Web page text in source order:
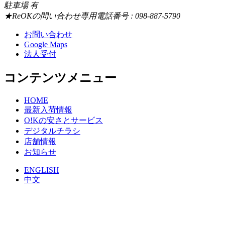
駐車場 有
★ReOKの問い合わせ専用電話番号 : 098-887-5790
お問い合わせ
Google Maps
法人受付
コンテンツメニュー
HOME
最新入荷情報
O!Kの安さとサービス
デジタルチラシ
店舗情報
お知らせ
ENGLISH
中文